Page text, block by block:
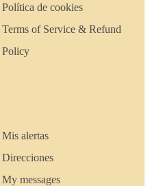
Política de cookies
Terms of Service & Refund
Policy
Mis alertas
Direcciones
My messages